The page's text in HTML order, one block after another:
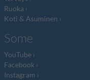
Ruoka
Koti & Asuminen
Some
YouTube
Facebook
Instagram